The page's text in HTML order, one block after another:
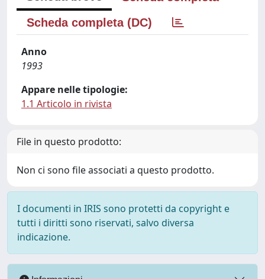
Scheda completa (DC)
Anno
1993
Appare nelle tipologie:
1.1 Articolo in rivista
File in questo prodotto:
Non ci sono file associati a questo prodotto.
I documenti in IRIS sono protetti da copyright e
tutti i diritti sono riservati, salvo diversa
indicazione.